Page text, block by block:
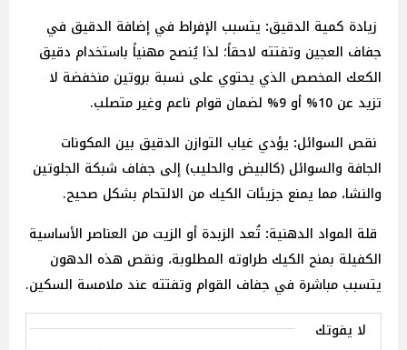
زيادة كمية الدقيق: يتسبب الإفراط في إضافة الدقيق في
جفاف العجين وتفتته لاحقاً؛ لذا يُنصح مهنياً باستخدام دقيق
الكعك المخصص الذي يحتوي على نسبة بروتين منخفضة لا
تزيد عن 10% أو 9% لضمان قوام ناعم وغير متصلب.
نقص السوائل: يؤدي غياب التوازن الدقيق بين المكونات
الجافة والسوائل (كالبيض والحليب) إلى جفاف شبكة الجلوتين
والنشا، مما يمنع جزيئات الكيك من الالتحام بشكل صحيح.
قلة المواد الدهنية: تُعد الزبدة أو الزيت من العناصر الأساسية
الكفيلة بمنح الكيك طراوته المطلوبة، ونقص هذه الدهون
يتسبب مباشرة في جفاف القوام وتفتته عند ملامسة السكين.
لا يفوتك